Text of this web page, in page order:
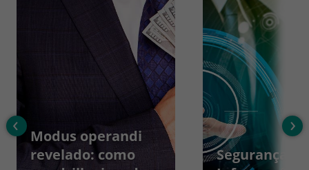
Modus operandi
revelado: como
Segurança da
‹ ›